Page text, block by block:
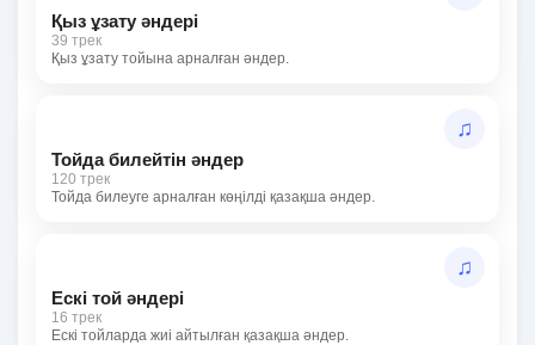
Қыз ұзату әндері
39 трек
Қыз ұзату тойына арналған әндер.
♫
Тойда билейтін әндер
120 трек
Тойда билеуге арналған көңілді қазақша әндер.
♫
Ескі той әндері
16 трек
Ескі тойларда жиі айтылған қазақша әндер.